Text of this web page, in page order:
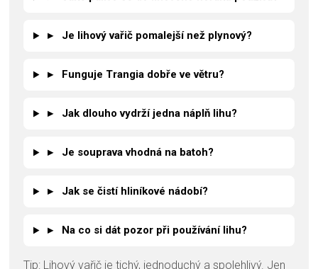
▸ Je lihový vařič pomalejší než plynový?
▸ Funguje Trangia dobře ve větru?
▸ Jak dlouho vydrží jedna náplň lihu?
▸ Je souprava vhodná na batoh?
▸ Jak se čistí hliníkové nádobí?
▸ Na co si dát pozor při používání lihu?
Tip: Lihový vařič je tichý, jednoduchý a spolehlivý. Jen